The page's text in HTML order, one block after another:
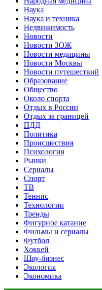
Наука
Наука и техника
Недвижимость
Новости
Новости ЗОЖ
Новости медицины
Новости Москвы
Новости путешествий
Образование
Общество
Около спорта
Отдых в России
Отдых за границей
ПДД
Политика
Происшествия
Психология
Рынки
Сериалы
Спорт
ТВ
Теннис
Технологии
Тренды
Фигурное катание
Фильмы и сериалы
Футбол
Хоккей
Шоу-бизнес
Экология
Экономика